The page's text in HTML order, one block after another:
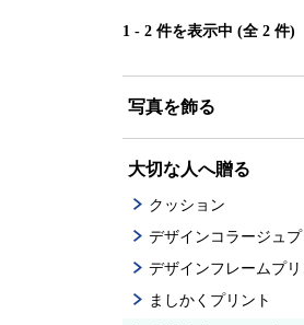
1 - 2 件を表示中 (全 2 件)
写真を飾る
大切な人へ贈る
クッション
デザインコラージュプ
デザインフレームプリ
ましかくプリント